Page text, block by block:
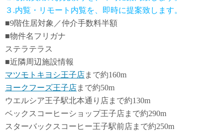
３.内覧・リモート内覧を、即時に提案致します。
■9階住居対象／仲介手数料半額
■物件名フリガナ
ステラテラス
■近隣周辺施設情報
マツモトキヨシ王子店まで約160m
ヨークフーズ王子店まで約50m
ウエルシア王子駅北本通り店まで約130m
ベックスコーヒーショップ王子店まで約290m
スターバックスコーヒー王子駅前店まで約250m